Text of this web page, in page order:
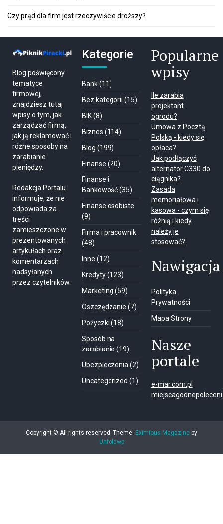
Czy prąd dla firm jest rzeczywiście droższy?
Blog poświęcony
tematyce
firmowej,
znajdziesz tutaj
wpisy o tym, jak
zarządzać firmą,
jak ją reklamować i
różne sposoby na
zarabianie
pieniędzy.
Redakcja Portalu
informuje, że nie
odpowiada za
treści
zamieszczone w
prezentowanych
artykułach oraz
komentarzach
nadsyłanych
przez czytelników.
Kategorie
Bank(11)
Bez kategorii (15)
BIK(8)
Biznes (114)
Blog (199)
Finanse (20)
Finanse i
Bankowość(35)
Finanse osobiste
(9)
Firma i pracownik
(48)
Inne (12)
Kredyty(123)
Marketing (59)
Oszczędzanie (7)
Pożyczki (18)
Sposób na
zarabianie (19)
Ubezpieczenia (2)
Uncategorized (1)
Popularne
wpisy
Ile zarabia
projektant
ogrodu?
Umowa z Pocztą
Polską - kiedy się
opłaca?
Jak podłączyć
alternator C330 do
ciągnika?
Zasada
memoriałowa i
kasowa - czym się
różnią i kiedy
należy je
stosować?
Nawigacja
Polityka
Prywatności
Mapa Strony
Nasze
portale
e-mar.com.pl
Copyright © All rights reserved. Theme: Eximious Magazine by
Unfoldwp